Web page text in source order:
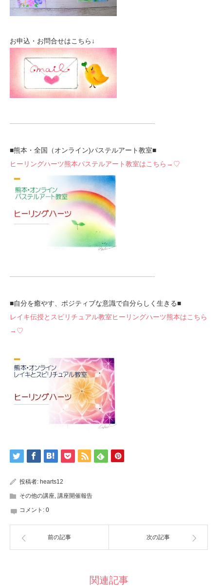
お申込・お問合せはこちら↓
—————————————————————-
■熊本・全国（オンライン)パステルアート教室■
ヒーリングハーツ熊本パステルアート教室はこちら→♡
—————————————————————-
■自分を癒やす、ポジティブな意識で自分らしく生きる■
レイキ伝授とスピリチュアル教室ヒーリングハーツ熊本はこちら
→♡
投稿者: hearts12
その他の講座, 講座開催報告
コメント: 0
前の記事 次の記事
関連記事